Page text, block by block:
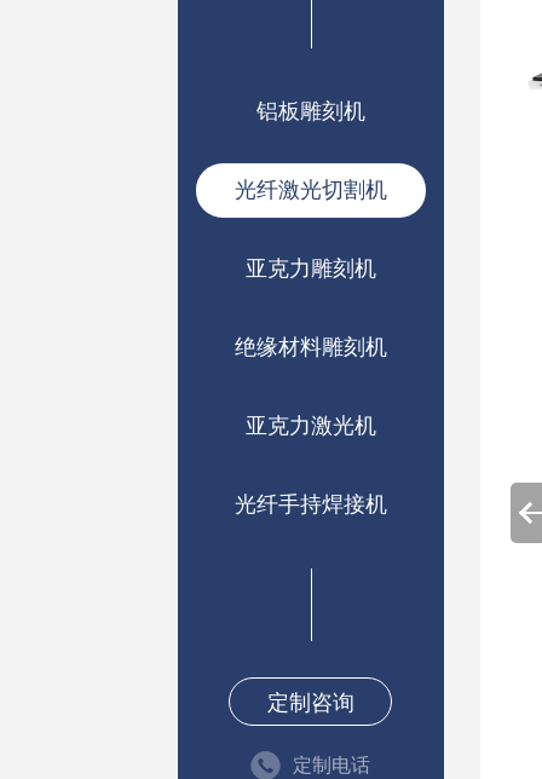
铝板雕刻机
光纤激光切割机
亚克力雕刻机
绝缘材料雕刻机
亚克力激光机
光纤手持焊接机
定制咨询
定制电话